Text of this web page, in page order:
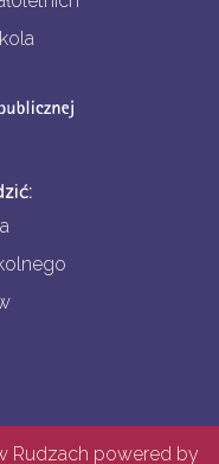
Rudzach powered by